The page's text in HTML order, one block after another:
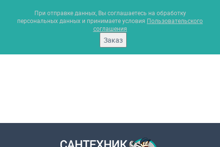
При отправке данных, Вы соглашаетесь на обработку
персональных данных и принимаете условия Пользовательского
соглашения
Заказ